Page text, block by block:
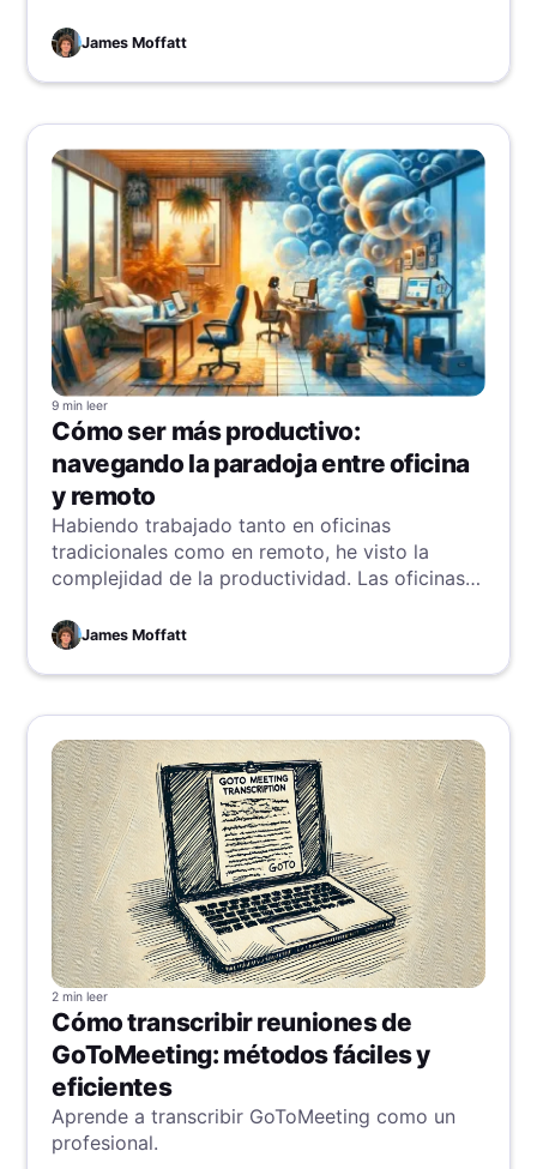
últimos consejos y estrategias para destacar
en este entorno dinámico.
James Moffatt
9 min leer
Cómo ser más productivo:
navegando la paradoja entre oficina
y remoto
Habiendo trabajado tanto en oficinas
tradicionales como en remoto, he visto la
complejidad de la productividad. Las oficinas
estructura, pero el trabajo remoto desafía esas
ideas, llevando a reevaluar cómo alcanzar la
máxima productividad. Esta dicotomía resalta
los aspectos esquivos y multifacéticos de lo
que realmente impulsa la eficiencia en distintos
entornos laborales.
James Moffatt
2 min leer
Cómo transcribir reuniones de
GoToMeeting: métodos fáciles y
eficientes
Aprende a transcribir GoToMeeting como un
profesional.